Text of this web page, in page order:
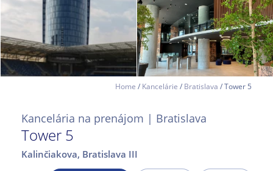
Home / Kancelárie / Bratislava / Tower 5
Kancelária na prenájom | Bratislava
Tower 5
Kalinčiakova, Bratislava III